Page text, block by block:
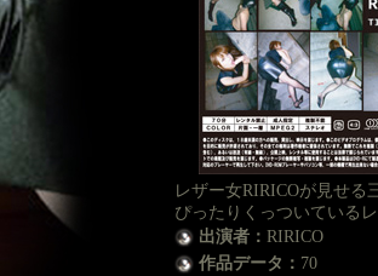
レザー女RIRICOが見せる
ぴったりくっついている
出演者： RIRICO
作品データ： 70